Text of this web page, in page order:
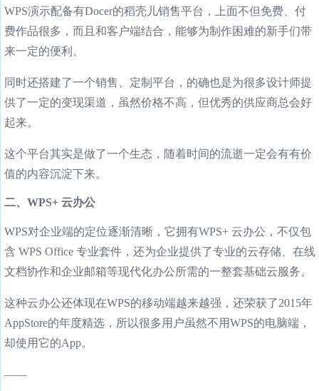
WPS演示配备有Docer的稻壳儿销售平台，上面不但免费、付
费作品很多，而且和客户端结合，能够为制作困难的新手们带
来一定的便利。
同时还搭建了一个销售、定制平台，的确也是为很多设计师提
供了一定的变现渠道，虽然价格不高，但优秀的供应商总会好
起来。
这个平台其实是做了一个生态，随着时间的流逝一定会有有价
值的内容沉淀下来。
二、WPS+ 云办公
WPS对企业端的定位逐渐清晰，它拥有WPS+ 云办公，不仅包
含 WPS Office 专业套件，还为企业提供了专业的云存储、在线
文档协作和企业邮箱等现代化办公所需的一整套基础云服务。
这种云办公还体现在WPS的移动端越来越强，还荣获了2015年
AppStore的年度精选，所以很多用户虽然不用WPS的电脑端，
却使用它的App。
——